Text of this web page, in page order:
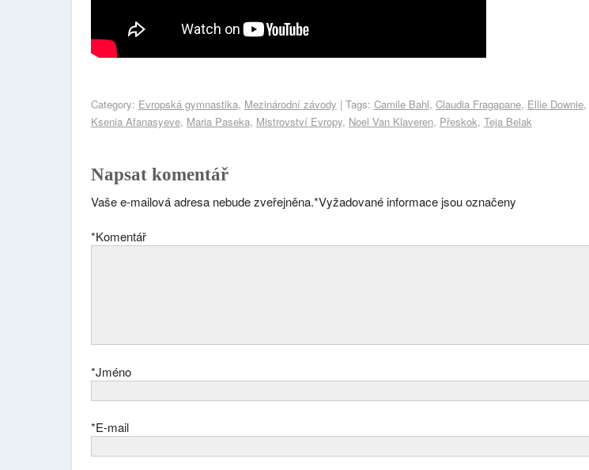
Category: Evropská gymnastika, Mezinárodní závody | Tags: Camile Bahl, Claudia Fragapane, Ellie Downie,
Ksenia Afanasyeve, Maria Paseka, Mistrovství Evropy, Noel Van Klaveren, Přeskok, Teja Belak
Napsat komentář
Vaše e-mailová adresa nebude zveřejněna. Vyžadované informace jsou označeny
*
Komentář
*
Jméno
*
E-mail
*